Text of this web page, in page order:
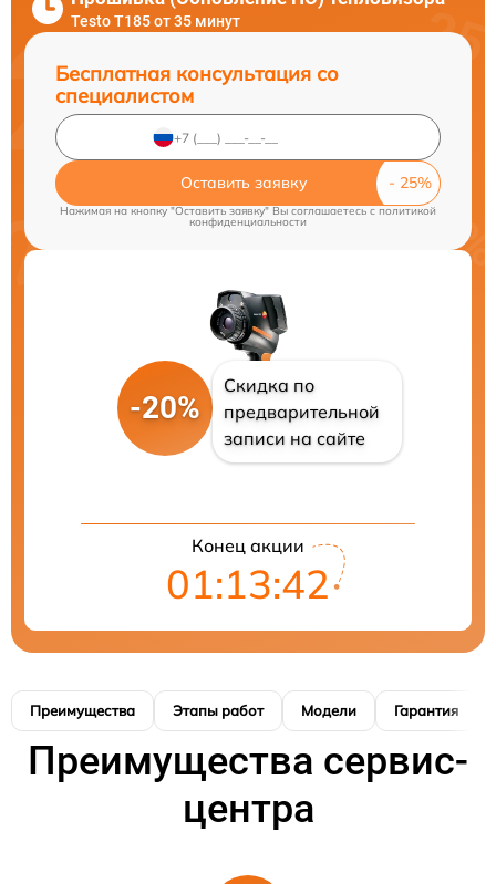
Testo T185 от 35 минут
Бесплатная консультация со
специалистом
Оставить заявку
Нажимая на кнопку "Оставить заявку" Вы соглашаетесь cполитикой
конфиденциальности
-20%
Скидка по
предварительной
записи на сайте
Конец акции
01:13:41
Преимущества Этапы работ Модели Гарантия
Преимущества сервис-
центра